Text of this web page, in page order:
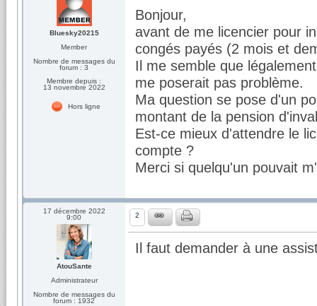
Bluesky20215
Member
Nombre de messages du
forum : 3
Membre depuis :
13 novembre 2022
Hors ligne
Bonjour,
avant de me licencier pour
congés payés (2 mois et
Il me semble que
me poserait pas problème.
Ma question se pose d'un
montant de la pension
Est-ce mieux d'attendre le
compte ?
Merci si quelqu'un pouvait
17 décembre 2022
9:00
AtouSante
Administrateur
Nombre de messages du
forum : 1932
2
Il faut demander à une